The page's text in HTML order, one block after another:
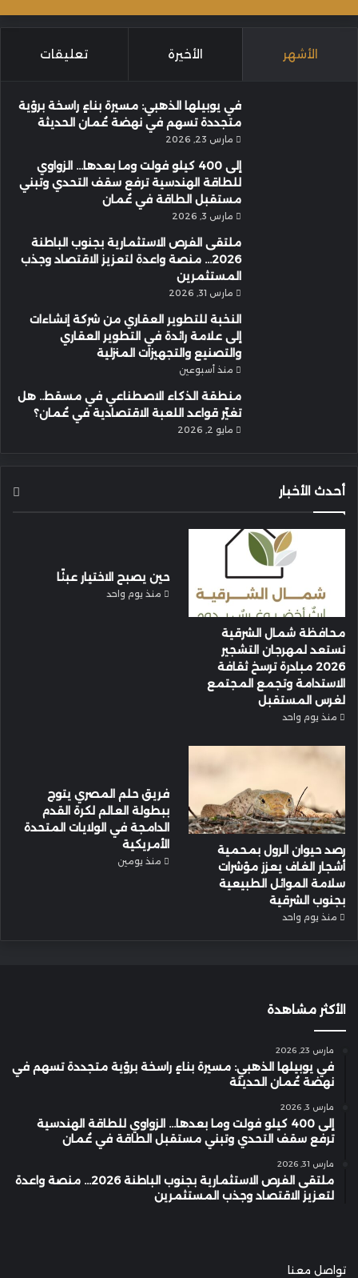
الأشهر الأخيرة تعليقات
في يوبيلها الذهبي: مسيرة بناءٍ راسخة برؤية
متجددة تسهم في نهضة عُمان الحديثة
مارس 23, 2026
إلى 400 كيلو فولت وما بعدها… الزواوي
للطاقة الهندسية ترفع سقف التحدي وتبني
مستقبل الطاقة في عُمان
مارس 3, 2026
ملتقى الفرص الاستثمارية بجنوب الباطنة
2026… منصة واعدة لتعزيز الاقتصاد وجذب
المستثمرين
مارس 31, 2026
النخبة للتطوير العقاري من شركة إنشاءات
إلى علامة رائدة في التطوير العقاري
والتصنيع والتجهيزات المنزلية
منذ أسبوعين
منطقة الذكاء الاصطناعي في مسقط.. هل
تغيّر قواعد اللعبة الاقتصادية في عُمان؟
مايو 2, 2026
أحدث الأخبار
محافظة شمال الشرقية
تستعد لمهرجان التشجير
2026 مبادرة ترسخ ثقافة
الاستدامة وتجمع المجتمع
لغرس المستقبل
منذ يوم واحد
حين يصبح الاختيار عبئًا
منذ يوم واحد
رصد حيوان الرول بمحمية
أشجار الغاف يعزز مؤشرات
سلامة الموائل الطبيعية
بجنوب الشرقية
منذ يوم واحد
فريق حلم المصري يتوج
ببطولة العالم لكرة القدم
الدامجة في الولايات المتحدة
الأمريكية
منذ يومين
الأكثر مشاهدة
مارس 23, 2026
في يوبيلها الذهبي: مسيرة بناءٍ راسخة برؤية متجددة تسهم في
نهضة عُمان الحديثة
مارس 3, 2026
إلى 400 كيلو فولت وما بعدها… الزواوي للطاقة الهندسية
ترفع سقف التحدي وتبني مستقبل الطاقة في عُمان
مارس 31, 2026
ملتقى الفرص الاستثمارية بجنوب الباطنة 2026… منصة واعدة
لتعزيز الاقتصاد وجذب المستثمرين
تواصل معنا